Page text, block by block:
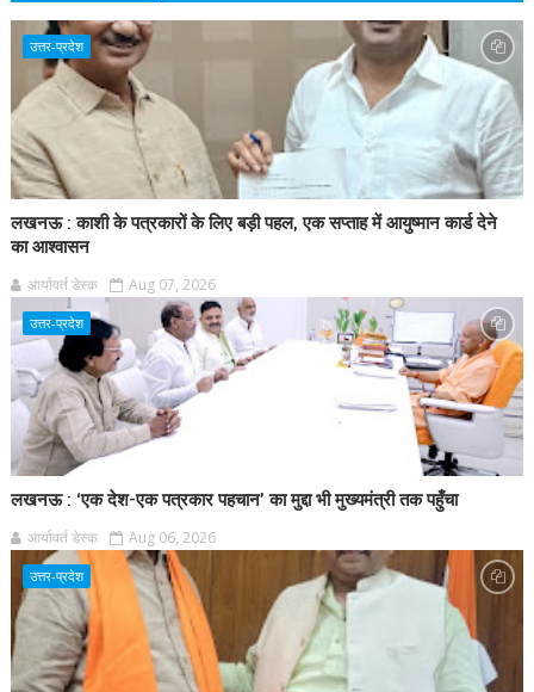
उत्तर-प्रदेश
लखनऊ : काशी के पत्रकारों के लिए बड़ी पहल, एक सप्ताह में आयुष्मान कार्ड देने
का आश्वासन
आर्यावर्त डेस्क Aug 07, 2026
उत्तर-प्रदेश
लखनऊ : ‘एक देश-एक पत्रकार पहचान’ का मुद्दा भी मुख्यमंत्री तक पहुँचा
आर्यावर्त डेस्क Aug 06, 2026
उत्तर-प्रदेश